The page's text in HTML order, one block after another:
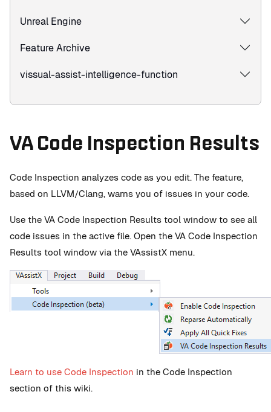
Unreal Engine
Feature Archive
vissual-assist-intelligence-function
VA Code Inspection Results
Code Inspection analyzes code as you edit. The feature,
based on LLVM/Clang, warns you of issues in your code.
Use the VA Code Inspection Results tool window to see all
code issues in the active file. Open the VA Code Inspection
Results tool window via the VAssistX menu.
Learn to use Code Inspection in the Code Inspection
section of this wiki.